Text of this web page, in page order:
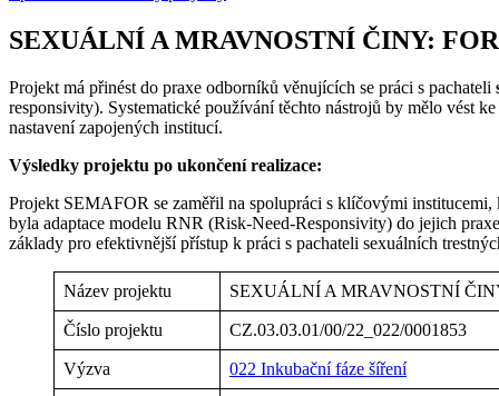
SEXUÁLNÍ A MRAVNOSTNÍ ČINY:
Projekt má přinést do praxe odborníků věnujících se práci s pachateli
responsivity). Systematické používání těchto nástrojů by mělo vést
nastavení zapojených institucí.
Výsledky projektu po ukončení realizace:
Projekt SEMAFOR se zaměřil na spolupráci s klíčovými
byla adaptace modelu RNR (Risk-Need-Responsivity) do jejich
základy pro efektivnější přístup k práci s pachateli sexuálních
Název projektu SEXUÁLNÍ A MRAVNOSTNÍ
Číslo projektu CZ.03.03.01/00/22_022/0001853
Výzva 022 Inkubační fáze šíření